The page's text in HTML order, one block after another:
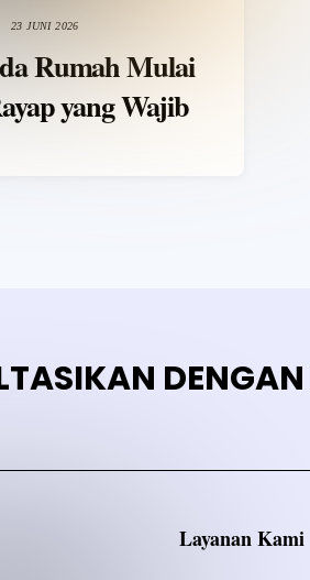
23 JUNI 2026
Rumah Mulai
yang Wajib
Layanan Kami